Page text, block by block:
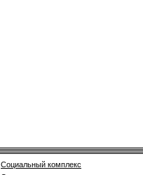
Социальный комплекс